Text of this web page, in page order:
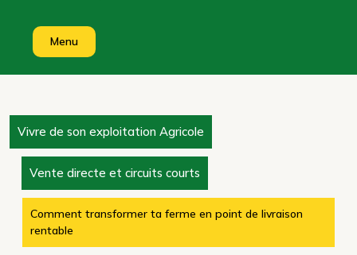
Menu
Vivre de son exploitation Agricole
Vente directe et circuits courts
Comment transformer ta ferme en point de livraison
rentable